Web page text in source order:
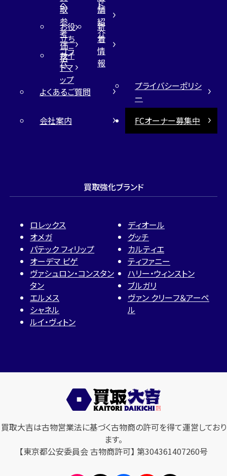
へ ド
取
参
考
価
格
舗
紹
介
お役
立ち
コラ
ム
新
着
情
報
サイ
トマ
ップ
よくあるご質問
プライバシーポリシ
ー
会社案内
FCオーナー募集中
買取強化ブランド
ロレックス
オメガ
パテック フィリップ
オーデマ ピゲ
ヴァシュロン・コンスタン
タン
エルメス
シャネル
ルイ・ヴィトン
ディオール
グッチ
カルティエ
ティファニー
ハリー・ウィンストン
ブルガリ
ヴァン クリーフ＆アーペ
ル
買取大吉は古物営業法に基づく古物商の許可を得て運営しており
ます。
【東京都公安委員会 古物商許可】 第304361407260号